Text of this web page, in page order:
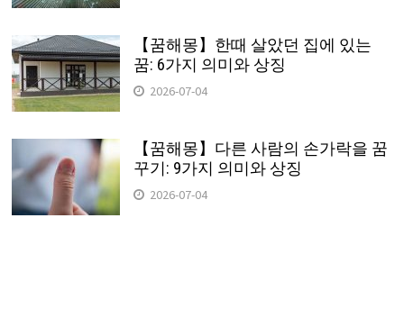
【꿈해몽】한때 살았던 집에 있는
꿈: 6가지 의미와 상징
2026-07-04
【꿈해몽】다른 사람의 손가락을 꿈
꾸기: 9가지 의미와 상징
2026-07-04